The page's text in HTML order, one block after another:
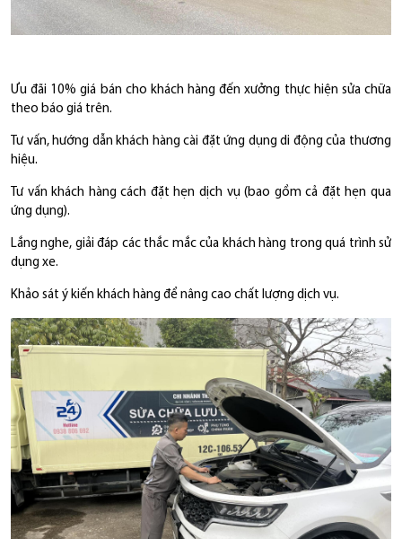
Ưu đãi 10% giá bán cho khách hàng đến xưởng thực hiện sửa chữa
theo báo giá trên.
Tư vấn, hướng dẫn khách hàng cài đặt ứng dụng di động của thương
hiệu.
Tư vấn khách hàng cách đặt hẹn dịch vụ (bao gồm cả đặt hẹn qua
ứng dụng).
Lắng nghe, giải đáp các thắc mắc của khách hàng trong quá trình sử
dụng xe.
Khảo sát ý kiến khách hàng để nâng cao chất lượng dịch vụ.